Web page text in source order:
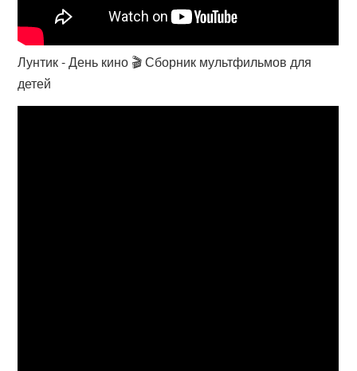
Лунтик - День кино 🎬 Сборник мультфильмов для
детей